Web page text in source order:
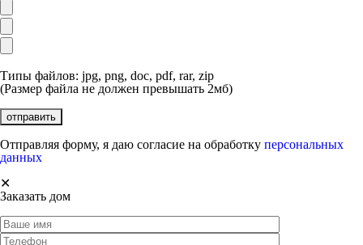
Типы файлов: jpg, png, doc, pdf, rar, zip
(Размер файла не должен превышать 2мб)
Отправляя форму, я даю согласие на обработку персональных
данных
✕
Заказать дом